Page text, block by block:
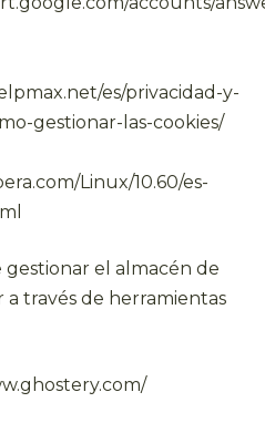
es/privacidad-y-
gestionar-las-cookies/
Linux/10.60/es-
el almacén de
a través de herramientas